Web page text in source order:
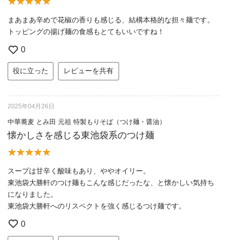
まあまあ辛めで花椒の香りも感じる、結構本格的な担々麺です。
トッピングの揚げ麺の食感もとてもいいですね！
0
役に立った レビューを共有
2025年04月26日
中華蕎麦 とみ田 元祖 特製もりそば（つけ麺・醤油）
懐かしさを感じる東池袋系のつけ麺
スープは甘辛く酸味もあり、ややオイリー。
東池袋大勝軒のつけ麺もこんな感じだったな、と懐かしい気持ち
になりました。
東池袋大勝軒へのリスペクトを強く感じるつけ麺です。
0